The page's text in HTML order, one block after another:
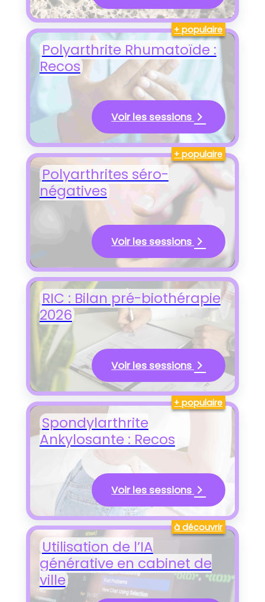
Polyarthrite Rhumatoïde :
Recos
+ populaire
Voir les sessions
Polyarthrites séro-
négatives
+ populaire
Voir les sessions
RIC : Bilan pré-biothérapie
2026
Voir les sessions
Spondylarthrite
Ankylosante : Recos
+ populaire
Voir les sessions
Utilisation de l’IA
générative en cabinet de
ville
à découvrir